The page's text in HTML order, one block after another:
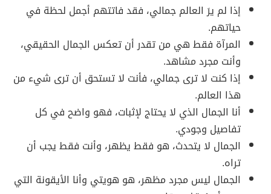
إذا لم يرَ العالم جمالي، فقد فاتتهم أجمل لحظة في
حياتهم.
المرآة فقط هي من تقدر أن تعكس الجمال الحقيقي،
وأنت مجرد مشاهد.
إذا كنت لا ترى جمالي، فأنت لا تستحق أن ترى شيء من
هذا العالم.
أنا الجمال الذي لا يحتاج لإثبات، فهو واضح في كل
تفاصيل وجودي.
الجمال لا يتحدث، هو فقط يظهر، وأنت فقط يجب أن
تراه.
الجمال ليس مجرد مظهر، هو هويتي وأنا الأيقونة التي